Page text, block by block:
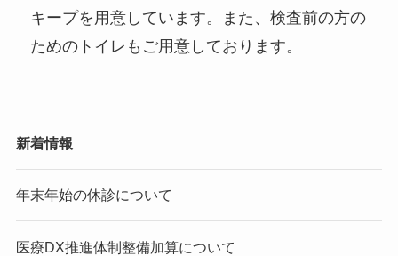
キープを用意しています。また、検査前の方の
ためのトイレもご用意しております。
新着情報
年末年始の休診について
医療DX推進体制整備加算について